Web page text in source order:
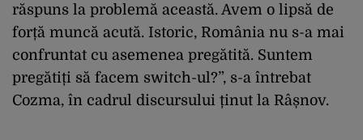
răspuns la problemă această. Avem o lipsă de
forță muncă acută. Istoric, România nu s-a mai
confruntat cu asemenea pregătită. Suntem
pregătiți să facem switch-ul?”, s-a întrebat
Cozma, în cadrul discursului ținut la Râșnov.